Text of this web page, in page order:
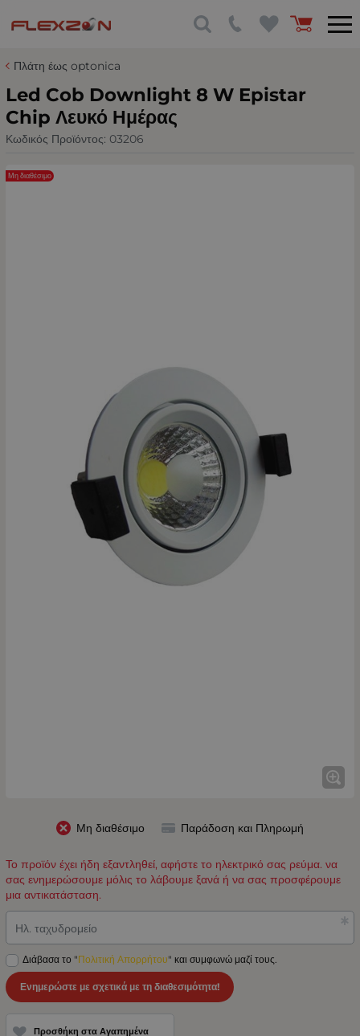
Πλάτη έως optonica
Led Cob Downlight 8 W Epistar
Chip Λευκό Ημέρας
Κωδικός Προϊόντος: 03206
Μη διαθέσιμο
Μη διαθέσιμο Παράδοση και Πληρωμή
Το προϊόν έχει ήδη εξαντληθεί, αφήστε το ηλεκτρικό σας ρεύμα. να
σας ενημερώσουμε μόλις το λάβουμε ξανά ή να σας προσφέρουμε
μια αντικατάσταση.
Ηλ. ταχυδρομείο
Διάβασα το "Πολιτική Απορρήτου" και συμφωνώ μαζί τους.
Ενημερώστε με σχετικά με τη διαθεσιμότητα!
Προσθήκη στα Αγαπημένα